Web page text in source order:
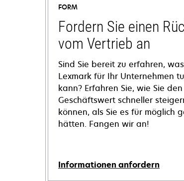
FORM
Fordern Sie einen
vom Vertrieb an
Sind Sie bereit zu erfahren, was
Lexmark für Ihr Unternehmen
kann? Erfahren Sie, wie Sie den
Geschäftswert schneller
können, als Sie es für möglich
hätten. Fangen wir an!
Informationen anfordern